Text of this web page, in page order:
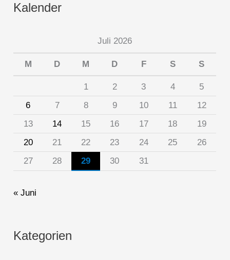
Kalender
Juli 2026
M D M D F S S
1 2 3 4
5
6
7 8 9 10 11
12
13
14 15 16 17 18
19
20
21 22 23 24 25
26
27
28 29 30 31
« Juni
Kategorien